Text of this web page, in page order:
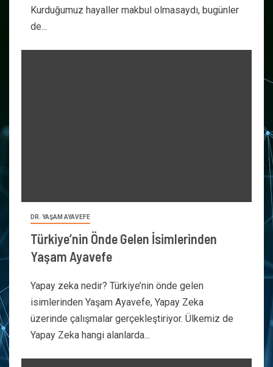
Kurduğumuz hayaller makbul olmasaydı, bugünler
de...
DR. YAŞAM AYAVEFE
Türkiye’nin Önde Gelen İsimlerinden
Yaşam Ayavefe
Yapay zeka nedir? Türkiye’nin önde gelen
isimlerinden Yaşam Ayavefe, Yapay Zeka
üzerinde çalışmalar gerçekleştiriyor. Ülkemiz de
Yapay Zeka hangi alanlarda...